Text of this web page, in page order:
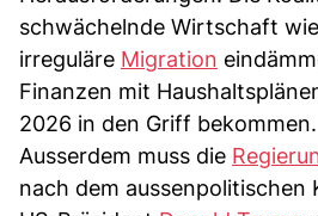
schwächelnde Wirtschaft
irreguläre Migration
Finanzen mit
2026 in den Griff bekommen.
Ausserdem muss die
nach dem aussenpolitischen